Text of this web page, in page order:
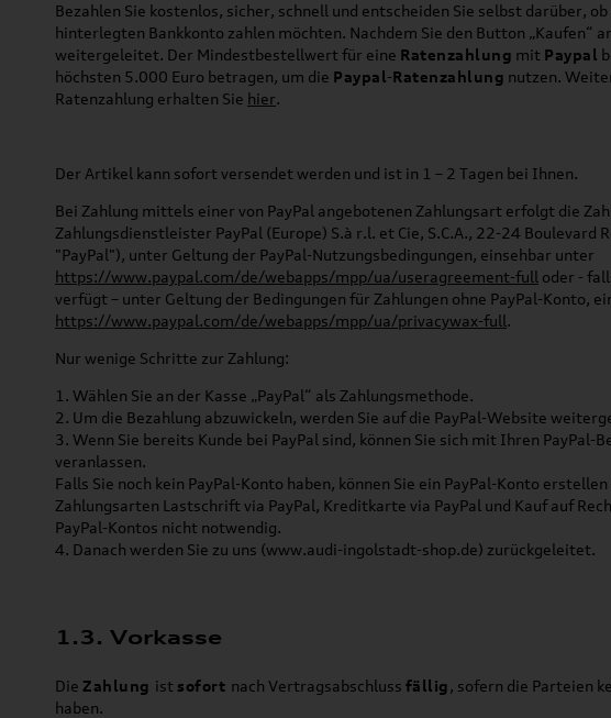
Bezahlen Sie kostenlos, sicher, schnell und entscheiden Sie selbst darüber,
hinterlegten Bankkonto zahlen möchten. Nachdem Sie den Button „Kaufen“
weitergeleitet. Der Mindestbestellwert für eine Ratenzahlung mit Paypal
höchsten 5.000 Euro betragen, um die Paypal-Ratenzahlung nutzen.
Ratenzahlung erhalten Sie hier.
Der Artikel kann sofort versendet werden und ist in 1 – 2 Tagen bei Ihnen.
Bei Zahlung mittels einer von PayPal angebotenen Zahlungsart erfolgt die
Zahlungsdienstleister PayPal (Europe) S.à r.l. et Cie, S.C.A., 22-24 Boulevard
"PayPal"), unter Geltung der PayPal-Nutzungsbedingungen, einsehbar unter
https://www.paypal.com/de/webapps/mpp/ua/useragreement-full oder -
verfügt – unter Geltung der Bedingungen für Zahlungen ohne PayPal-Konto,
https://www.paypal.com/de/webapps/mpp/ua/privacywax-full.
Nur wenige Schritte zur Zahlung:
1. Wählen Sie an der Kasse „PayPal“ als Zahlungsmethode.
2. Um die Bezahlung abzuwickeln, werden Sie auf die PayPal-Website
3. Wenn Sie bereits Kunde bei PayPal sind, können Sie sich mit Ihren PayPal-
veranlassen.
Falls Sie noch kein PayPal-Konto haben, können Sie ein PayPal-Konto
Zahlungsarten Lastschrift via PayPal, Kreditkarte via PayPal und Kauf auf
PayPal-Kontos nicht notwendig.
4. Danach werden Sie zu uns (www.audi-ingolstadt-shop.de) zurückgeleitet.
1.3. Vorkasse
Die Zahlung ist sofort nach Vertragsabschluss fällig, sofern die Parteien
haben.